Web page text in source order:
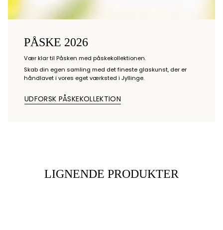
PÅSKE 2026
Vær klar til Påsken med påskekollektionen.
Skab din egen samling med det fineste glaskunst, der er
håndlavet i vores eget værksted i Jyllinge.
UDFORSK PÅSKEKOLLEKTION
LIGNENDE PRODUKTER